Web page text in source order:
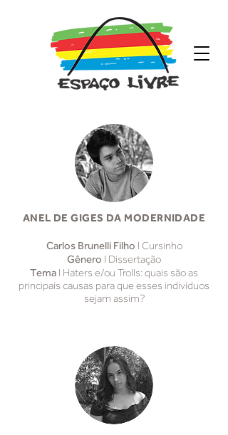
ANEL DE GIGES DA MODERNIDADE
Carlos Brunelli Filho I Cursinho
Gênero I Dissertação
Tema I Haters e/ou Trolls: quais são as
principais causas para que esses indivíduos
sejam assim?